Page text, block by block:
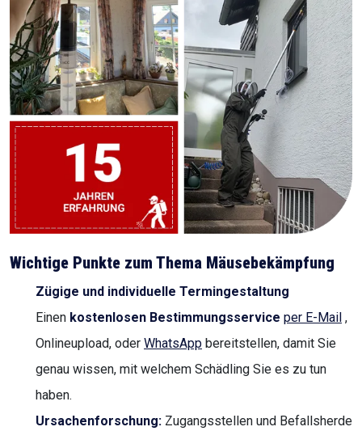
Wichtige Punkte zum Thema Mäusebekämpfung
Zügige und individuelle Termingestaltung
Einen kostenlosen Bestimmungsservice per E-Mail ,
Onlineupload, oder WhatsApp bereitstellen, damit Sie
genau wissen, mit welchem Schädling Sie es zu tun
haben.
Ursachenforschung: Zugangsstellen und Befallsherde